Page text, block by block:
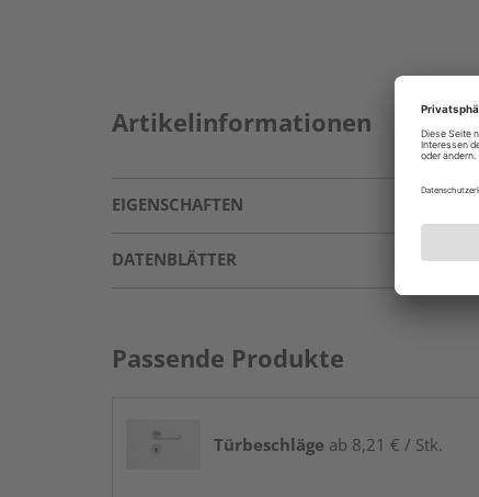
Artikelinformationen
EIGENSCHAFTEN
DATENBLÄTTER
Passende Produkte
Türbeschläge ab 8,21 € / Stk.